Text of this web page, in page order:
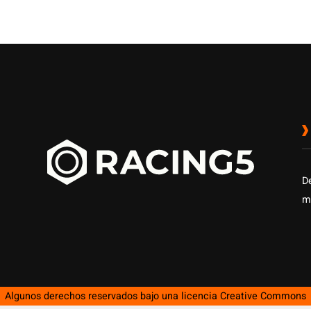
Algunos derechos reservados bajo una licencia Creative Commons